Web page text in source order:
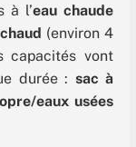
à l’eau chaude
(environ 4
capacités vont
durée : sac à
eaux usées